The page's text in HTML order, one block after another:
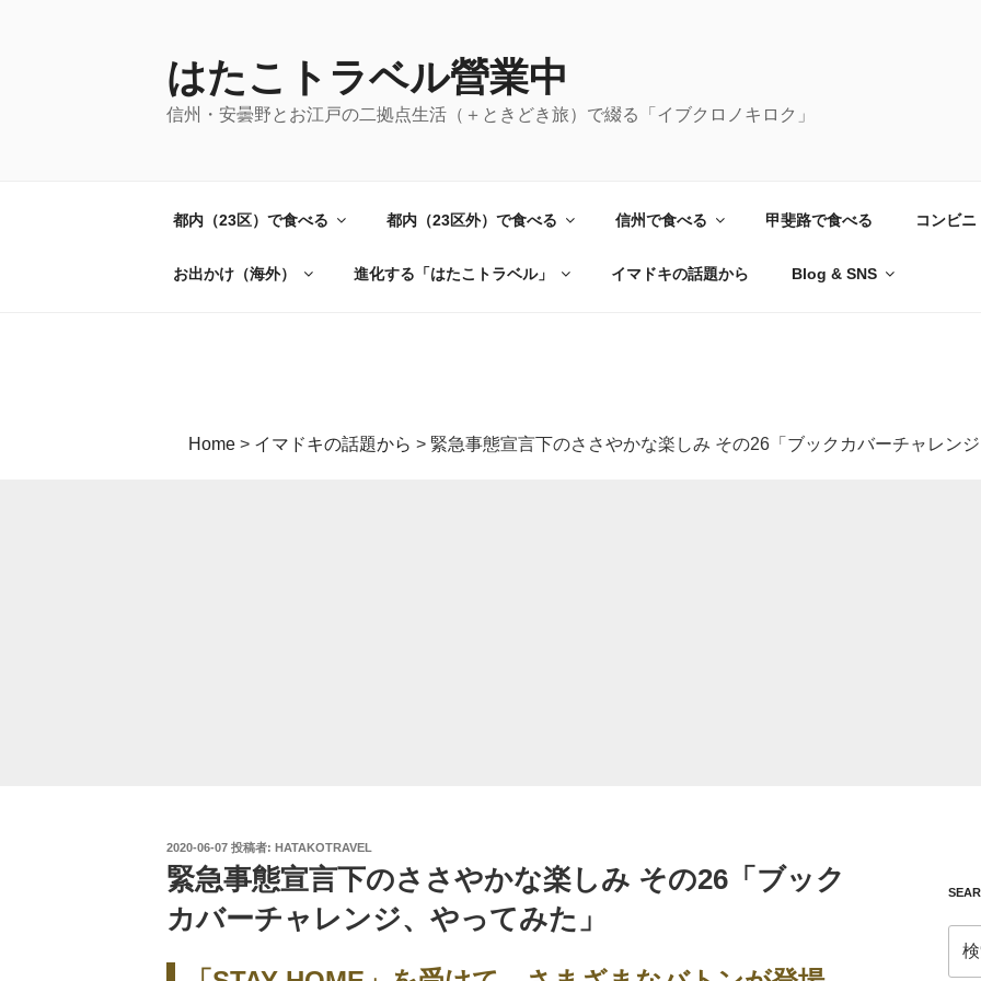
はたこトラベル營業中
信州・安曇野とお江戸の二拠点生活（＋ときどき旅）で綴る「イブクロノキロク」
都内（23区）で食べる 都内（23区外）で食べる 信州で食べる 甲斐路で食べる コンビ
お出かけ（海外） 進化する「はたこトラベル」 イマドキの話題から Blog & SNS
Home > イマドキの話題から > 緊急事態宣言下のささやかな楽しみ その26「ブックカバーチャレンジ
投
稿
日:
2020-06-07 投稿者: HATAKOTRAVEL
緊急事態宣言下のささやかな楽しみ その26「ブック
カバーチャレンジ、やってみた」
索: